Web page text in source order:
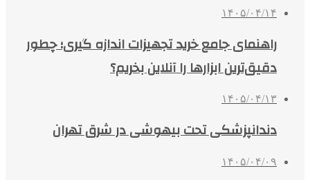
۱۴۰۵/۰۴/۱۴
راهنمای جامع خرید تجهیزات اندازه گیری؛ چطور
دقیق‌ترین ابزارها را آنلاین بخریم؟
۱۴۰۵/۰۴/۱۳
دندانپزشکی تحت بیهوشی در شرق تهران
۱۴۰۵/۰۴/۰۹